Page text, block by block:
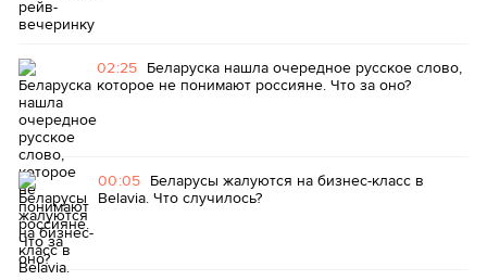
02:25 Беларуска нашла очередное русское слово,
которое не понимают россияне. Что за оно?
00:05 Беларусы жалуются на бизнес-класс в
Belavia. Что случилось?